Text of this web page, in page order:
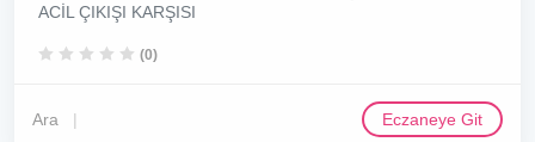
ACİL ÇIKIŞI KARŞISI
(0)
Ara Eczaneye Git